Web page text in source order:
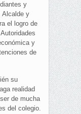
y
Alcalde y
el logro de
y
de
su
realidad
de mucha
del colegio.